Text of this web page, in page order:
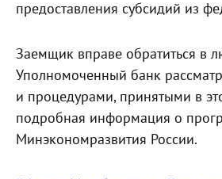
предоставления субсидий из
Заемщик вправе обратиться в
Уполномоченный банк
и процедурами, принятыми в
подробная информация о
Минэкономразвития России.